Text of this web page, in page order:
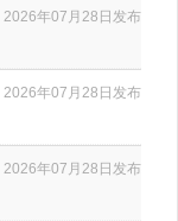
2026年07月28日发布
2026年07月28日发布
2026年07月28日发布